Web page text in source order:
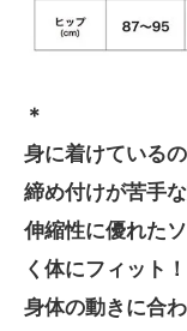
＊
身に着けている
締め付けが苦手
伸縮性に優れた
く体にフィット！
身体の動きに合